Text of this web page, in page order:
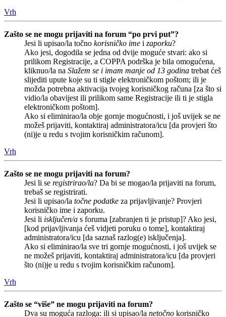
Vrh
Zašto se ne mogu prijaviti na forum “po prvi put”?
Jesi li upisao/la točno korisničko ime i zaporku?
Ako jesi, dogodila se jedna od dvije moguće stvari: ako si
prilikom Registracije, a COPPA podrška je bila omogućena,
kliknuo/la na Slažem se i imam manje od 13 godina trebat ćeš
slijediti upute koje su ti stigle elektroničkom poštom; ili je
možda potrebna aktivacija tvojeg korisničkog računa [za što si
vidio/la obavijest ili prilikom same Registracije ili ti je stigla
elektroničkom poštom].
Ako si eliminirao/la obje gornje mogućnosti, i još uvijek se ne
možeš prijaviti, kontaktiraj administratora/icu [da provjeri što
(ni)je u redu s tvojim korisničkim računom].
Vrh
Zašto se ne mogu prijaviti na forum?
Jesi li se registrirao/la? Da bi se mogao/la prijaviti na forum,
trebaš se registrirati.
Jesi li upisao/la točne podatke za prijavljivanje? Provjeri
korisničko ime i zaporku.
Jesi li isključen/a s foruma [zabranjen ti je pristup]? Ako jesi,
[kod prijavljivanja ćeš vidjeti poruku o tome], kontaktiraj
administratora/icu [da saznaš razlog(e) isključenja].
Ako si eliminirao/la sve tri gornje mogućnosti, i još uvijek se
ne možeš prijaviti, kontaktiraj administratora/icu [da provjeri
što (ni)je u redu s tvojim korisničkim računom].
Vrh
Zašto se “više” ne mogu prijaviti na forum?
Dva su moguća razloga: ili si upisao/la netočno korisničko